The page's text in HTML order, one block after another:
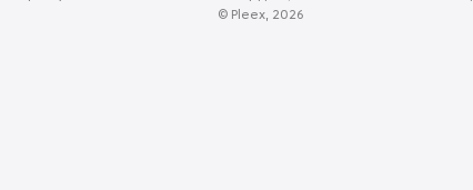
© Pleex, 2026